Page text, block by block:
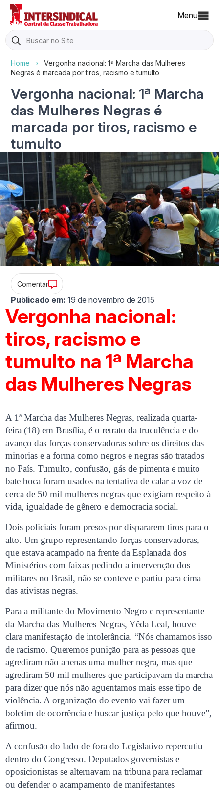
Menu
Search
for:
Home ›
Vergonha nacional: 1ª Marcha das Mulheres
Negras é marcada por tiros, racismo e tumulto
Vergonha nacional: 1ª Marcha
das Mulheres Negras é
marcada por tiros, racismo e
tumulto
Comentar
Publicado em: 19 de novembro de 2015
Vergonha nacional:
tiros, racismo e
tumulto na 1ª Marcha
das Mulheres Negras
A 1ª Marcha das Mulheres Negras, realizada quarta-
feira (18) em Brasília, é o retrato da truculência e do
avanço das forças conservadoras sobre os direitos das
minorias e a forma como negros e negras são tratados
no País. Tumulto, confusão, gás de pimenta e muito
bate boca foram usados na tentativa de calar a voz de
cerca de 50 mil mulheres negras que exigiam respeito à
vida, igualdade de gênero e democracia social.
Dois policiais foram presos por dispararem tiros para o
alto. Um grupo representando forças conservadoras,
que estava acampado na frente da Esplanada dos
Ministérios com faixas pedindo a intervenção dos
militares no Brasil, não se conteve e partiu para cima
das ativistas negras.
Para a militante do Movimento Negro e representante
da Marcha das Mulheres Negras, Yêda Leal, houve
clara manifestação de intolerância. “Nós chamamos isso
de racismo. Queremos punição para as pessoas que
agrediram não apenas uma mulher negra, mas que
agrediram 50 mil mulheres que participavam da marcha
para dizer que nós não aguentamos mais esse tipo de
violência. A organização do evento vai fazer um
boletim de ocorrência e buscar justiça pelo que houve”,
afirmou.
A confusão do lado de fora do Legislativo repercutiu
dentro do Congresso. Deputados governistas e
oposicionistas se alternavam na tribuna para reclamar
ou defender o acampamento de manifestantes